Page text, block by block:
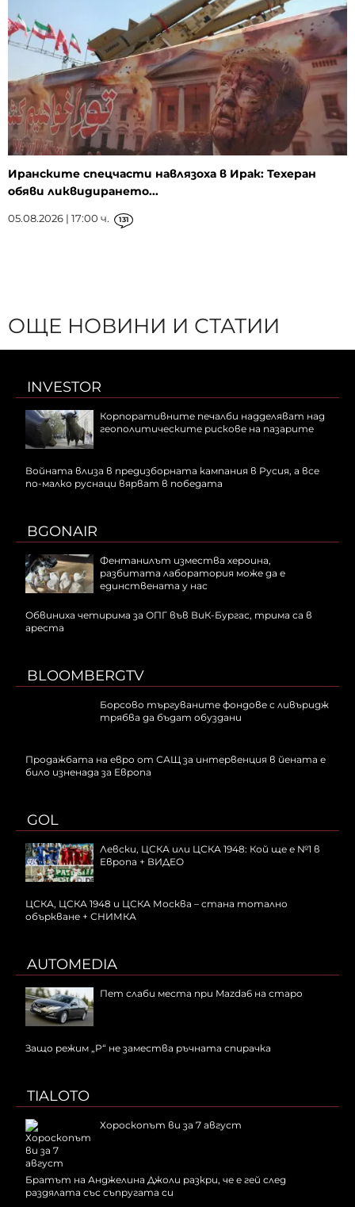
Иранските спецчасти навлязоха в Ирак: Техеран
обяви ликвидирането...
05.08.2026 | 17:00 ч. 131
ОЩЕ НОВИНИ И СТАТИИ
INVESTOR
Корпоративните печалби надделяват над
геополитическите рискове на пазарите
Войната влиза в предизборната кампания в Русия, а все
по-малко руснаци вярват в победата
BGONAIR
Фентанилът измества хероина,
разбитата лаборатория може да е
единствената у нас
Обвиниха четирима за ОПГ във ВиК-Бургас, трима са в
ареста
BLOOMBERGTV
Борсово търгуваните фондове с ливъридж
трябва да бъдат обуздани
Продажбата на евро от САЩ за интервенция в йената е
било изненада за Европа
GOL
Левски, ЦСКА или ЦСКА 1948: Кой ще е №1 в
Европа + ВИДЕО
ЦСКА, ЦСКА 1948 и ЦСКА Москва – стана тотално
объркване + СНИМКА
AUTOMEDIA
Пет слаби места при Mazda6 на старо
Защо режим „P“ не замества ръчната спирачка
TIALOTO
Хороскопът ви за 7 август
Братът на Анджелина Джоли разкри, че е гей след
раздялата със съпругата си